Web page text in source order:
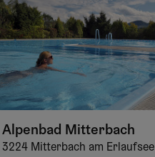
Alpenbad Mitterbach
3224 Mitterbach am Erlaufsee